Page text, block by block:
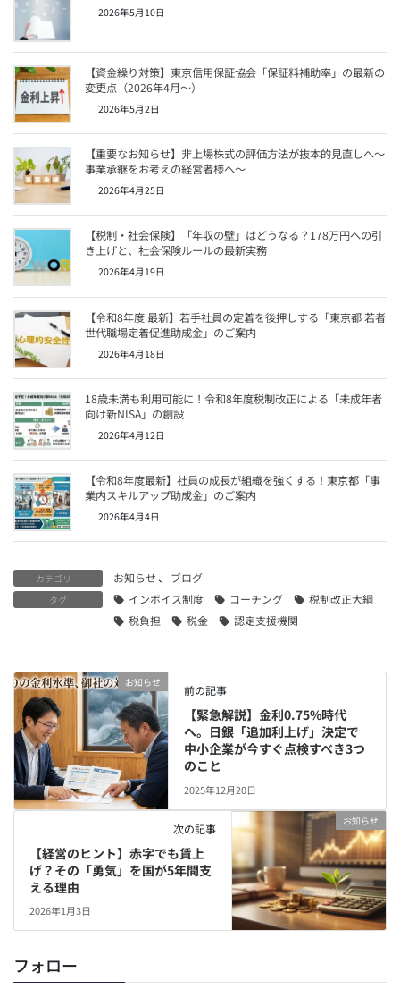
2026年5月10日
【資金繰り対策】東京信用保証協会「保証料補助率」の最新の
変更点（2026年4月〜）
2026年5月2日
【重要なお知らせ】非上場株式の評価方法が抜本的見直しへ～
事業承継をお考えの経営者様へ～
2026年4月25日
【税制・社会保険】「年収の壁」はどうなる？178万円への引
き上げと、社会保険ルールの最新実務
2026年4月19日
【令和8年度 最新】若手社員の定着を後押しする「東京都 若者
世代職場定着促進助成金」のご案内
2026年4月18日
18歳未満も利用可能に！令和8年度税制改正による「未成年者
向け新NISA」の創設
2026年4月12日
【令和8年度最新】社員の成長が組織を強くする！東京都「事
業内スキルアップ助成金」のご案内
2026年4月4日
カテゴリー お知らせ 、 ブログ
タグ インボイス制度 コーチング
税制改正大綱
税負担
税金 認定支援機関
お知らせ
前の記事
【緊急解説】金利0.75%時代
へ。日銀「追加利上げ」決定で
中小企業が今すぐ点検すべき3つ
のこと
2025年12月20日
お知らせ
次の記事
【経営のヒント】赤字でも賃上
げ？その「勇気」を国が5年間支
える理由
2026年1月3日
フォロー